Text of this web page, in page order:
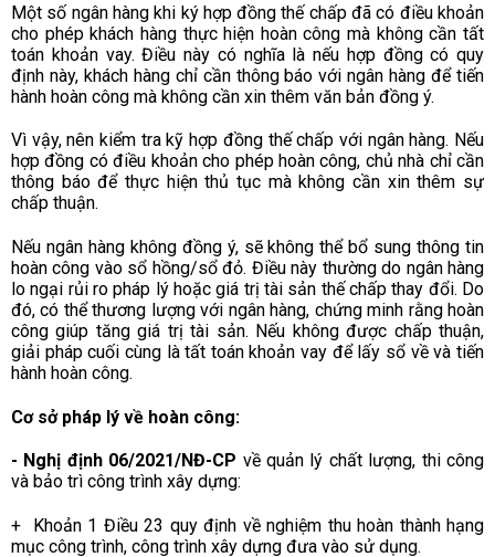
Một số ngân hàng khi ký hợp đồng thế chấp đã có điều khoản
cho phép khách hàng thực hiện hoàn công mà không cần tất
toán khoản vay. Điều này có nghĩa là nếu hợp đồng có quy
định này, khách hàng chỉ cần thông báo với ngân hàng để tiến
hành hoàn công mà không cần xin thêm văn bản đồng ý.
Vì vậy, nên kiểm tra kỹ hợp đồng thế chấp với ngân hàng. Nếu
hợp đồng có điều khoản cho phép hoàn công, chủ nhà chỉ cần
thông báo để thực hiện thủ tục mà không cần xin thêm sự
chấp thuận.
Nếu ngân hàng không đồng ý, sẽ không thể bổ sung thông tin
hoàn công vào sổ hồng/sổ đỏ. Điều này thường do ngân hàng
lo ngại rủi ro pháp lý hoặc giá trị tài sản thế chấp thay đổi. Do
đó, có thể thương lượng với ngân hàng, chứng minh rằng hoàn
công giúp tăng giá trị tài sản. Nếu không được chấp thuận,
giải pháp cuối cùng là tất toán khoản vay để lấy sổ về và tiến
hành hoàn công.
Cơ sở pháp lý về hoàn công:
- Nghị định 06/2021/NĐ-CP về quản lý chất lượng, thi công
và bảo trì công trình xây dựng:
+ Khoản 1 Điều 23 quy định về nghiệm thu hoàn thành hạng
mục công trình, công trình xây dựng đưa vào sử dụng.